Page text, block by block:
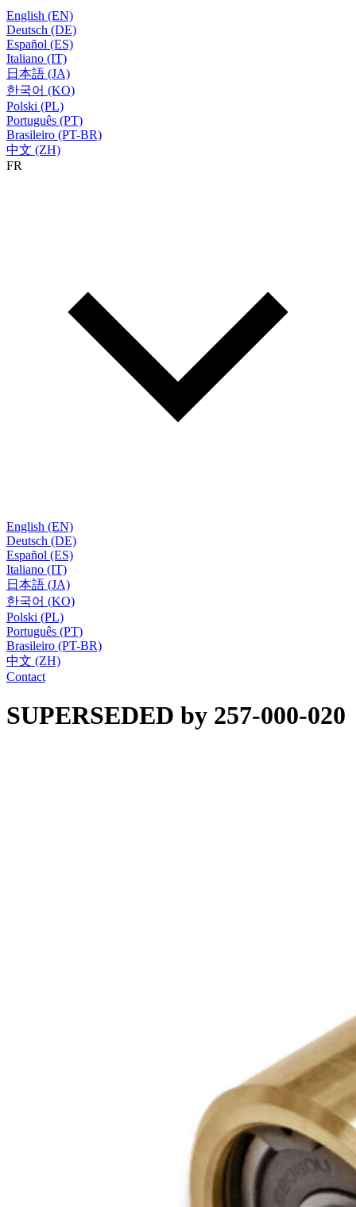
English (EN)
Deutsch (DE)
Español (ES)
Italiano (IT)
日本語 (JA)
한국어 (KO)
Polski (PL)
Português (PT)
Brasileiro (PT-BR)
中文 (ZH)
FR
English (EN)
Deutsch (DE)
Español (ES)
Italiano (IT)
日本語 (JA)
한국어 (KO)
Polski (PL)
Português (PT)
Brasileiro (PT-BR)
中文 (ZH)
Contact
SUPERSEDED by 257-000-020